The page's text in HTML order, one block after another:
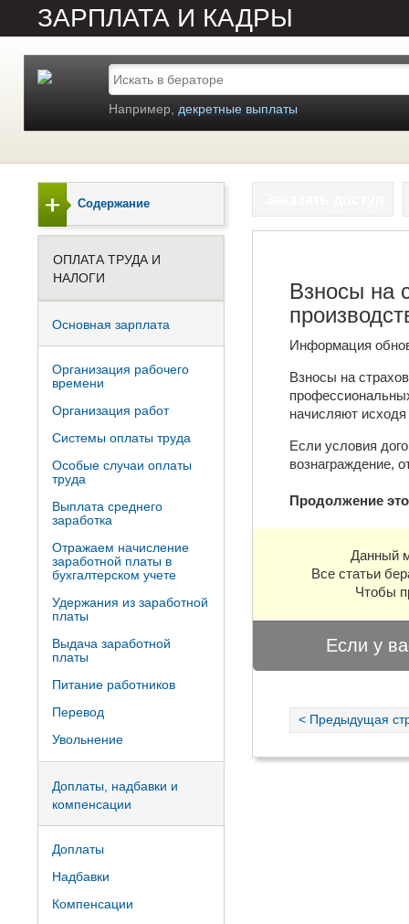
ЗАРПЛАТА И КАДРЫ
Например, декретные выплаты
Взносы на
Информация
Взносы на
начисляют исходя
Если условия
вознаграждение,
Продолжение
Данный
Все статьи
Чтобы
Если у
< Предыдущая
Содержание
ОПЛАТА ТРУДА И
НАЛОГИ
Основная зарплата
Организация рабочего
времени
Организация работ
Системы оплаты труда
Особые случаи оплаты
труда
Выплата среднего
заработка
Отражаем начисление
заработной платы в
бухгалтерском учете
Удержания из заработной
платы
Выдача заработной
платы
Питание работников
Перевод
Увольнение
Доплаты, надбавки и
компенсации
Доплаты
Надбавки
Компенсации